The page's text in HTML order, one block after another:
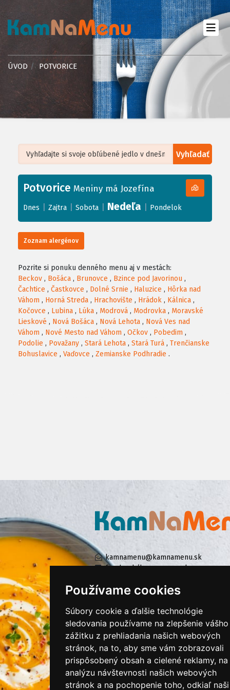
Používame cookies
Súbory cookie a ďalšie technológie
sledovania používame na zlepšenie vášho
zážitku z prehliadania našich webových
stránok, na to, aby sme vám zobrazovali
prispôsobený obsah a cielené reklamy, na
analýzu návštevnosti našich webových
stránok a na pochopenie toho, odkiaľ naši
ÚVOD POTVORICE
Vyhľadať
+
−
Leaflet| ©OpenStreetMap, Tiles courtesy ofHumanitarian OpenStreetMap
Potvorice Meniny má Jozefína
Dnes Zajtra Sobota Nedeľa Pondelok
Zoznam alergénov
Pozrite si ponuku denného menu aj v mestách:
Beckov , Bošáca , Brunovce , Bzince pod Javorinou ,
Čachtice , Častkovce , Dolné Srnie , Haluzice , Hôrka nad
Váhom , Horná Streda , Hrachovište , Hrádok , Kálnica ,
Kočovce , Lubina , Lúka , Modrová , Modrovka , Moravské
Lieskové , Nová Bošáca , Nová Lehota , Nová Ves nad
Váhom , Nové Mesto nad Váhom , Očkov , Pobedim ,
Podolie , Považany , Stará Lehota , Stará Turá , Trenčianske
Bohuslavice , Vaďovce , Zemianske Podhradie .
kamnamenu@kamnamenu.sk
facebook/kamnamenu.sk
PRIHLÁSIŤ SA DO ZÁKAZNÍCKEJ ZÓNY
Všeobecné obchodné podmienky